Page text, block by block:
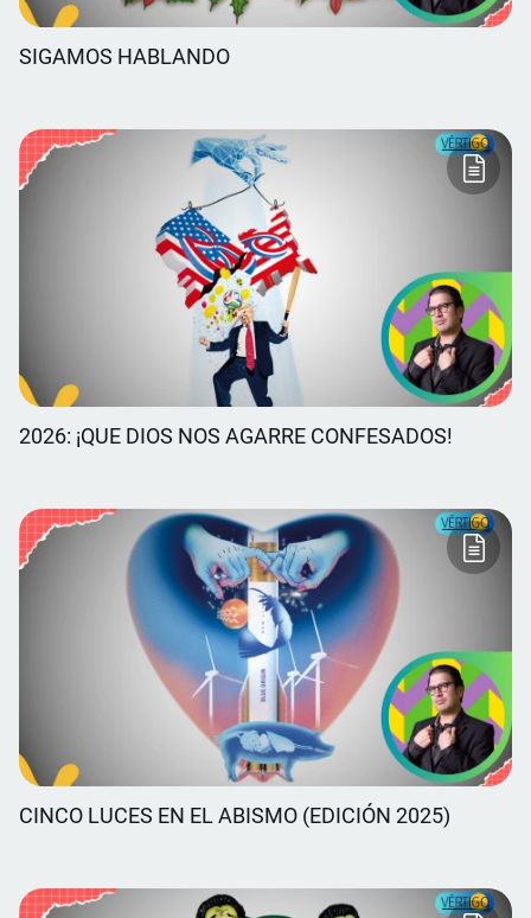
SIGAMOS HABLANDO
2026: ¡QUE DIOS NOS AGARRE CONFESADOS!
CINCO LUCES EN EL ABISMO (EDICIÓN 2025)